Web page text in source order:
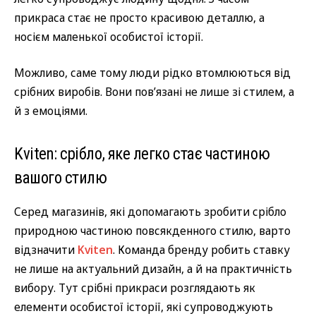
прикраса стає не просто красивою деталлю, а
носієм маленької особистої історії.
Можливо, саме тому люди рідко втомлюються від
срібних виробів. Вони пов’язані не лише зі стилем, а
й з емоціями.
Kviten: срібло, яке легко стає частиною
вашого стилю
Серед магазинів, які допомагають зробити срібло
природною частиною повсякденного стилю, варто
відзначити Kviten. Команда бренду робить ставку
не лише на актуальний дизайн, а й на практичність
вибору. Тут срібні прикраси розглядають як
елементи особистої історії, які супроводжують